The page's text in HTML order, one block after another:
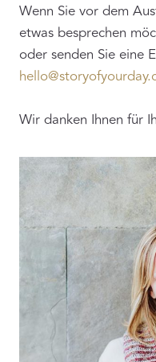
Wenn Sie vor dem
etwas besprechen
oder senden Sie eine
Wir danken Ihnen für